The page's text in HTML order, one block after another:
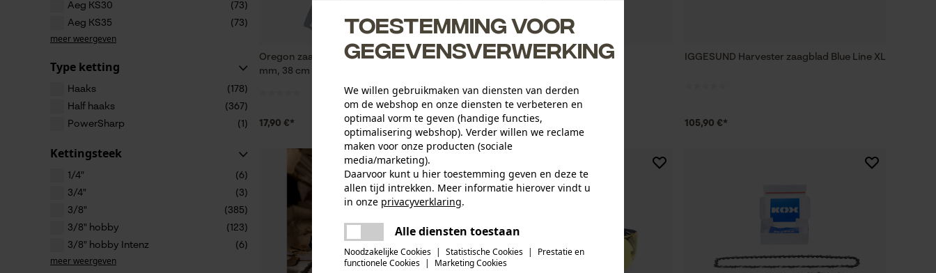
Aeg KS30
(73)
Aeg KS35
(73)
meer weergeven
Type ketting
Haaks
(178)
Half haaks
(367)
PowerSharp
(1)
Kettingsteek
1/4"
(6)
3/4"
(3)
3/8"
(385)
3/8" hobby
(123)
3/8" hobby Intenz
(6)
meer weergeven
Oregon zaagblad Advancecut .325", 1.5
mm, 38 cm
17,90 €*
FB Hydraulic Pressnippel DKOS
2,34 €*
IGGESUND Harvester zaagblad Blue Line XL
105,90 €*
Toestemming voor
gegevensverwerking
We willen gebruikmaken van diensten van derden
om de webshop en onze diensten te verbeteren en
optimaal vorm te geven (handige functies,
optimalisering webshop). Verder willen we reclame
maken voor onze producten (sociale
media/marketing).
Daarvoor kunt u hier toestemming geven en deze te
allen tijd intrekken. Meer informatie hierover vindt u
in onze privacyverklaring.
Alle diensten toestaan
Noodzakelijke Cookies | Statistische Cookies |
Prestatie en
functionele Cookies | Marketing Cookies
opnieuw te proberen.
mail